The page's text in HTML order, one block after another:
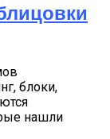
блоки,
нашли